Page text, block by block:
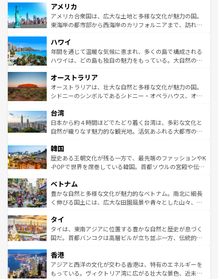
ンツ一覧を参照してほしい。
の建物がそのまま残る町や、スイスならではのユニークな
博物館もあり、アルプス観光だけでなく町歩きも満喫する
ことができる。国民の所得が高いため物価も高いが、旅行
ば市内交通費無料で観光を楽しむこともできる。 なお、新
着のスイス情報はコンテンツ一覧 を参照してほしい。
アメリカ
アメリカ合衆国は、広大な土地と多様な文化が魅力の国。
東海岸の都市部から西海岸のカリフォルニアまで、訪れる
のような巨大都市は、観光、ショッピング、エンターテイ
ンメントが詰まった刺激的なスポットだ。一方、アメリカ
西部には大自然が広がり、グランドキャニオンやイエロー
部のニューオーリンズでは、音楽と美食が融合した独特の
文化が魅力。旅行者はアメリカの各地域で異なる魅力を楽
しみながら、その多様性と豊かな歴史を感じることができ
ならではの贅沢な旅のスタイルだ。 なお、新着のアメリカ
情報はコンテンツ一覧を参照してほしい。
ハワイ
年間を通じて温暖な気候に恵まれ、多くの島で構成される
ハワイは、どの島も独自の魅力をもっている。大自然の神
ワイ島は見逃せない。また、定番の観光地といえばオアフ
島だが、静かな自然を求めるならマウイ島やカウアイ島が
おすすめ。エメラルドグリーンに輝く海をはじめ、豊かな
れるおもてなしの心で訪れる人々を迎えてくれるハワイの
人々、おいしいローカルフードやハワイアンミュージッ
ク、伝統的なフラダンスなど、すべてがハワイの魅力を彩
ワイを、存分に味わってほしい。 なお、新着のハワイ情報
はコンテンツ一覧を参照してほしい。
オーストラリア
オーストラリアは、壮大な自然と多様な文化が魅力の国。
シドニーのシンボルであるシドニー・オペラハウス、オー
リアリーフや大陸中央部にそびえるウルル（エアーズロッ
ク）、タスマニアの美しい原生林やケアンズの熱帯雨林な
ど、見どころがたくさん。また、カフェやワイン、オージ
いる。アクティビティも充実しており、サーフィンやダイ
ビング、ハイキングなど、アウトドア好きにはたまらな
い。オーストラリアの多彩な魅力を存分に味わいつくそ
参照してほしい。
台湾
日本から約４時間ほどでたどり着く台湾は、多彩な文化と
自然が織りなす魅力的な観光地。活気あふれる大都市の台
ン）、静ひつな山岳地帯である台湾東部など、都市の喧騒
と山間の静けさが共存しており、訪れる人に新しい発見と
驚きをもたらしてくれる。また、奥深い台湾の食文化も魅
容にもいいと評判のスイーツなど、バラエティ豊かな料理
が味わえる。 なお、新着の台湾情報は コンテンツ一覧を参
照してほしい。
韓国
歴史ある王朝文化が残る一方で、最先端のファッションやK
-POPで世界を席巻している韓国。首都ソウルの宮殿や伝統
き、地方に足を延ばせば四季折々の自然美を楽しむことが
できる。そして、キムチや焼肉、絶品のストリートフード
まで、さまざまな韓国料理が待っている。夜には、韓国な
リティに包まれながら、韓国の多彩な魅力を心ゆくまで味
わってみてほしい。 なお、新着の韓国情報はコンテンツ一
覧を参照してほしい。
ベトナム
豊かな自然と多様な文化が魅力的なベトナム。南北に細長
く伸びる国土には、広大な田園風景や青々とした山々、世
急速な発展と共に伝統が息づく。ハノイの古い町並みやホ
ーチミン市のフランス統治時代の建物も、独特の雰囲気を
醸し出している。また、バラエティの豊かさとおいしさで
とつ。フォーやバインミー、ベトナムコーヒーなどは、ぜ
ひ現地で味わいたい。どの地域を訪れてもあたたかい人々
が旅行者を迎えてくれるので、きっと忘れられない旅にな
タイ
タイは、東南アジアに位置する豊かな自然と歴史が息づく
国だ。首都バンコクは高層ビルが立ち並ぶ一方、伝統的な
の活気が交差している。北部ではチェンマイなどの山岳地
帯で自然と触れ合い、南部ではプーケットやクラビの美し
いビーチでリゾート気分を楽しむことができる。タイ料理
香港
アジアと西洋の文化が交わる香港は、特有のエネルギーを
もっている。ヴィクトリア湾に広がる壮大な景色、近未来